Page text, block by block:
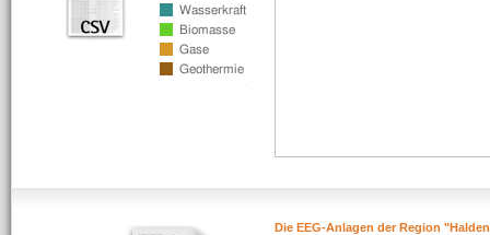
Die EEG-Anlagen der Region